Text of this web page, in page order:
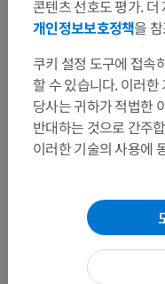
인체 해부학 2
인체 > 통합계통 > 신
미주신경> 위후두신
하위 구조:이 부위는
인체 해부학 1
인체 신경 해부학
콘텐츠 선호도 평가.
개인정보보호정책을
쿠키 설정 도구에 접속
할 수 있습니다. 이러
당사는 귀하가 적법한
반대하는 것으로 간주
이러한 기술의 사용에